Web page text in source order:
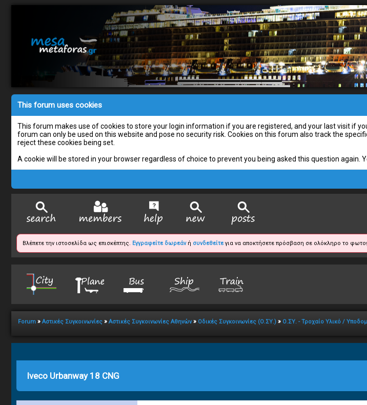
This forum uses cookies
This forum makes use of cookies to store your login information if you are registered, and your last visit if
forum can only be used on this website and pose no security risk. Cookies on this forum also track the
reject these cookies being set.
A cookie will be stored in your browser regardless of choice to prevent you being asked this question
Βλέπετε την ιστοσελίδα ως επισκέπτης. Εγγραφείτε δωρεάνή συνδεθείτεγια να αποκτήσετε πρόσβαση σε ολόκληρο το
Forum » Αστικές Συγκοινωνίες » Αστικές Συγκοινωνίες Αθηνών» Οδικές Συγκοινωνίες (Ο.ΣΥ.) » Ο.ΣΥ. - Τροχαίο Υλικό /
Iveco Urbanway 18 CNG